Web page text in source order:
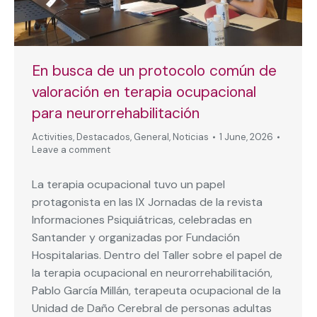
En busca de un protocolo común de
valoración en terapia ocupacional
para neurorrehabilitación
Activities, Destacados, General, Noticias
1 June, 2026
Leave a comment
La terapia ocupacional tuvo un papel
protagonista en las IX Jornadas de la revista
Informaciones Psiquiátricas, celebradas en
Santander y organizadas por Fundación
Hospitalarias. Dentro del Taller sobre el papel de
la terapia ocupacional en neurorrehabilitación,
Pablo García Millán, terapeuta ocupacional de la
Unidad de Daño Cerebral de personas adultas